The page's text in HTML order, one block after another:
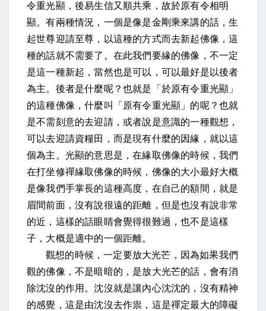
令重光顯，後易生信又順共乘，故於原有令相明
顯。有兩種情況，一個是像是金剛乘來講的話，生
起世尊迎請至尊，以這種的方式而去新起佛像，這
種的話就不需要了。在此我們要緣的佛像，不一定
是這一種新起，當然也是可以，可以最好是以後者
為主。後者是什麼呢？也就是「於原有令重光顯」
的這種佛像，什麼叫「原有令重光顯」的呢？也就
是不需刻意的去迎請，或者說是意識的一種觀想，
可以去迎請資糧田，而是現有什麼的因緣，就以這
個為主。光顯的意思是，在緣取佛像的時候，我們
在打坐修禪緣取佛像的時候，佛像的大小最好大概
是像我們手掌長的這種高度，在自己的額間，就是
眉間前面，沒有說很遠的距離，但是也沒有說非常
的近，這樣的話眼睛會覺得很難過，也不是這樣
子，大概是適中的一個距離。
觀想的時候，一定要放大光芒，因為如果我們
觀的佛像，不是暗暗的，是放大光芒的話，會有消
除沈沒的作用。沈沒就是讓內心沈沈的，沒有精神
的感覺，這是由沈沒去作祟，這是禪定最大的障礙